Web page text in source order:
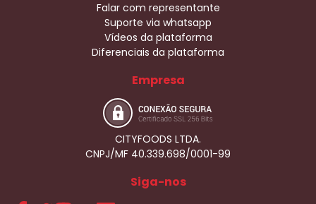
Falar com representante
Suporte via whatsapp
Vídeos da plataforma
Diferenciais da plataforma
Empresa
CITYFOODS LTDA.
CNPJ/MF 40.339.698/0001-99
Siga-nos